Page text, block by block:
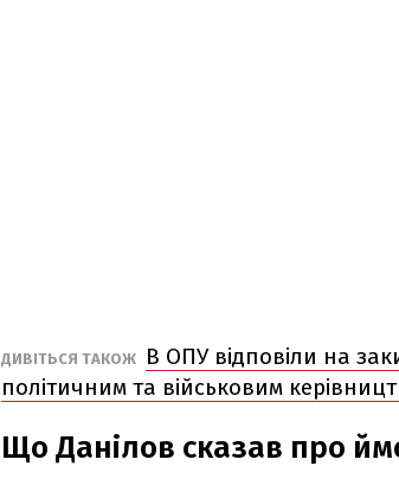
ДИВІТЬСЯ ТАКОЖ
В ОПУ відповіли на
політичним та військовим
Що Данілов сказав про